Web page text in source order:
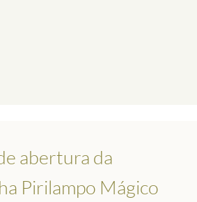
abertura da
Pirilampo Mágico